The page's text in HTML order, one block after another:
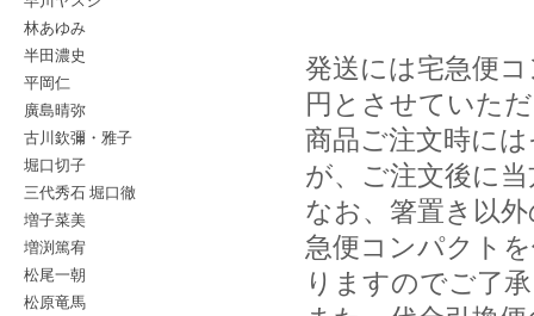
林あゆみ
半田濃史
平岡仁
廣島晴弥
古川欽彌・雅子
堀口切子
三代秀石 堀口徹
増子菜美
増渕篤宥
松尾一朝
松原竜馬
発送には宅急便
円とさせていた
商品ご注文時に
が、ご注文後に
なお、箸置き以
急便コンパクト
りますのでご了